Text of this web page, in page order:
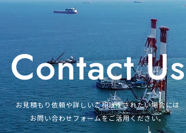
Contact Us
お見積もり依頼や詳しいご相談をされたい場合には
お問い合わせフォームをご活用ください。